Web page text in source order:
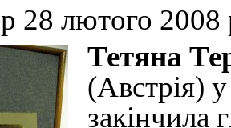
28 лютого 2008
Тетяна
(Австрія)
закінчила